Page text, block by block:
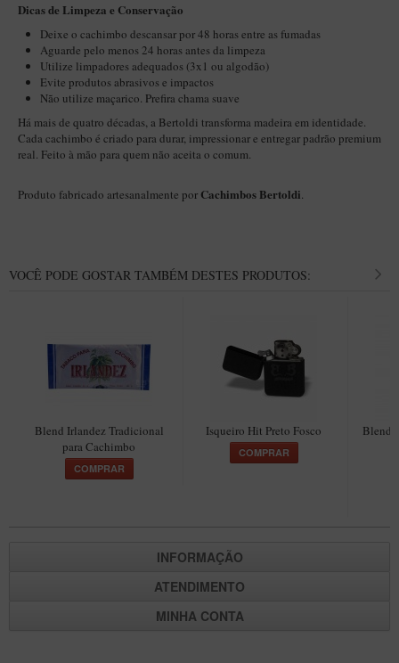
Blends Para Cachimbo
Cachimbos
Limpadores para Cachimbo
Filtros
Dicas de Limpeza e Conservação​
Deixe o cachimbo descansar por 48 horas entre as fumadas
Aguarde pelo menos 24 horas antes da limpeza
Utilize limpadores adequados (3x1 ou algodão)
Evite produtos abrasivos e impactos
Não utilize maçarico. Prefira chama suave
Há mais de quatro décadas, a Bertoldi transforma madeira em identidade.
Cada cachimbo é criado para durar, impressionar e entregar padrão premium
real. Feito à mão para quem não aceita o comum.
Produto fabricado artesanalmente por Cachimbos Bertoldi.
VOCÊ PODE GOSTAR TAMBÉM DESTES PRODUTOS:
Blend Irlandez Tradicional
para Cachimbo
COMPRAR
Isqueiro Hit Preto Fosco
COMPRAR
Blend
INFORMAÇÃO
ATENDIMENTO
MINHA CONTA